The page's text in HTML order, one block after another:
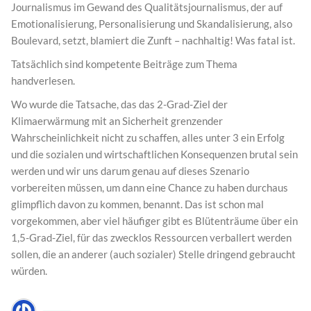
Journalismus im Gewand des Qualitätsjournalismus, der auf
Emotionalisierung, Personalisierung und Skandalisierung, also
Boulevard, setzt, blamiert die Zunft – nachhaltig! Was fatal ist.
Tatsächlich sind kompetente Beiträge zum Thema
handverlesen.
Wo wurde die Tatsache, das das 2-Grad-Ziel der
Klimaerwärmung mit an Sicherheit grenzender
Wahrscheinlichkeit nicht zu schaffen, alles unter 3 ein Erfolg
und die sozialen und wirtschaftlichen Konsequenzen brutal sein
werden und wir uns darum genau auf dieses Szenario
vorbereiten müssen, um dann eine Chance zu haben durchaus
glimpflich davon zu kommen, benannt. Das ist schon mal
vorgekommen, aber viel häufiger gibt es Blütenträume über ein
1,5-Grad-Ziel, für das zwecklos Ressourcen verballert werden
sollen, die an anderer (auch sozialer) Stelle dringend gebraucht
würden.